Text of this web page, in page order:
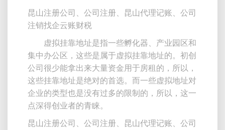
昆山注册公司、公司注册、昆山代理记账、公司
注销找企云账财税
虚拟挂靠地址是指一些孵化器、产业园区和
集中办公区，这些是属于虚拟挂靠地址的。初创
公司很少能拿出来大量资金用于房租的，所以，
这些挂靠地址是绝对的首选。而一些虚拟地址对
企业的类型也是没有过多的限制的，所以，这一
点深得创业者的青睐。
昆山注册公司、公司注册、昆山代理记账、公司